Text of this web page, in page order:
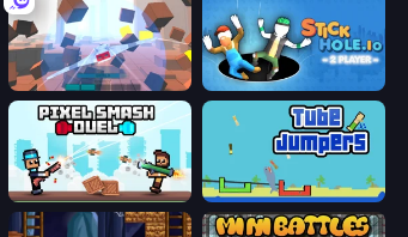
Cubic Rush Stickhole.io
Pixel Smash Duel Tube Jumpers